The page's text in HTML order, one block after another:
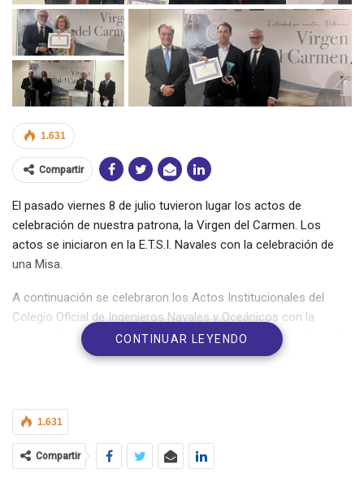
1.631
Compartir
El pasado viernes 8 de julio tuvieron lugar los actos de
celebración de nuestra patrona, la Virgen del Carmen. Los
actos se iniciaron en la E.T.S.I. Navales con la celebración de
una Misa.
A continuación se celebraron los Actos Institucionales del
Colegio Oficial de Ingenieros Navales y Oceánicos con la
entrega de las medallas conmemorativas a los compañeros de
la Promoción de 1970, 1971 y 1972 e Insignias a los nuevos
CONTINUAR LEYENDO
1.631
Compartir